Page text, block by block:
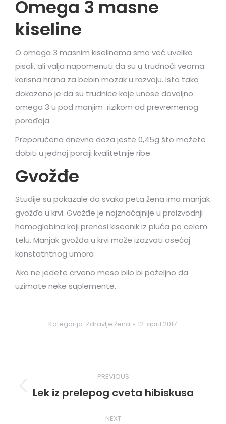
Omega 3 masne
kiseline
O omega 3 masnim kiselinama smo već uveliko
pisali, ali valja napomenuti da su u trudnoći veoma
korisna hrana za bebin mozak u razvoju. Isto tako
dokazano je da su trudnice koje unose dovoljno
omega 3 u pod manjim rizikom od prevremenog
porođaja.
Preporučena dnevna doza jeste 0,45g što možete
dobiti u jednoj porciji kvalitetnije ribe.
Gvožđe
Studije su pokazale da svaka peta žena ima manjak
gvožđa u krvi. Gvožđe je najznačajnije u proizvodnji
hemoglobina koji prenosi kiseonik iz pluća po celom
telu. Manjak gvožđa u krvi može izazvati osećaj
konstatntnog umora
Ako ne jedete crveno meso bilo bi poželjno da
uzimate neke suplemente.
Kategorija: Zdravlje žena 12. april 2017.
navigation
PREVIOUS
Previous
Lek iz prelepog cveta hibiskusa
NEXT